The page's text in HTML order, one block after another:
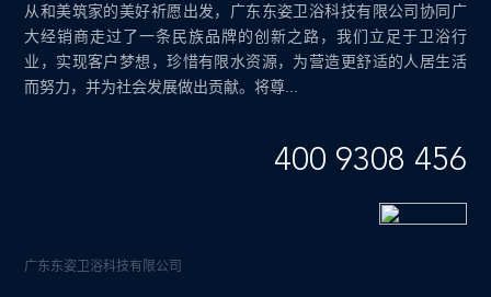
从和美筑家的美好祈愿出发，广东东姿卫浴科技有限公司协同广
大经销商走过了一条民族品牌的创新之路，我们立足于卫浴行
业，实现客户梦想，珍惜有限水资源，为营造更舒适的人居生活
而努力，并为社会发展做出贡献。将尊...
400 9308 456
广东东姿卫浴科技有限公司